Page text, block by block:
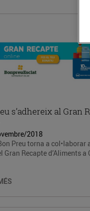
s’adhereix al Gran
2018
Preu torna a col•laborar
Gran Recapte d’Aliments a